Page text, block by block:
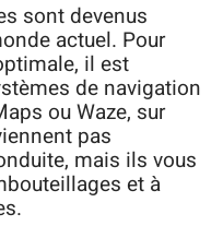
sont devenus
actuel. Pour
il est
de navigation
ou Waze, sur
pas
mais ils vous
et à